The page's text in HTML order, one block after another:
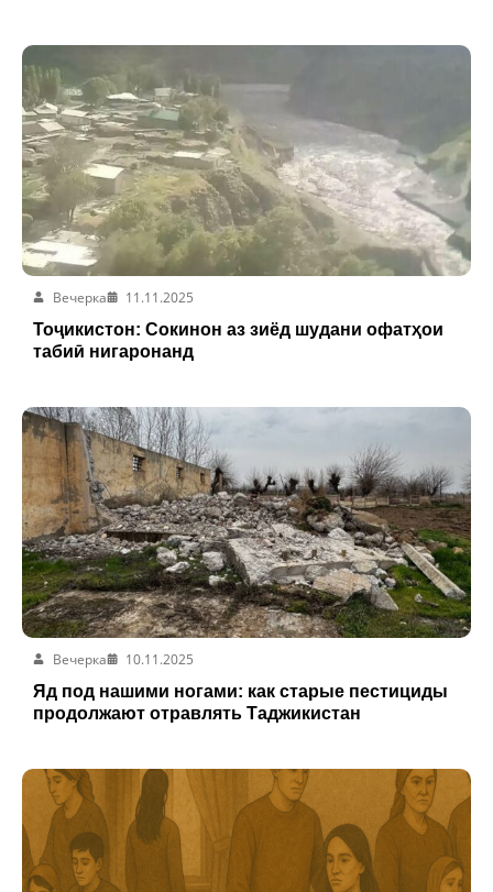
Вечерка
11.11.2025
Тоҷикистон: Сокинон аз зиёд шудани офатҳои
табиӣ нигаронанд
Вечерка
10.11.2025
Яд под нашими ногами: как старые пестициды
продолжают отравлять Таджикистан